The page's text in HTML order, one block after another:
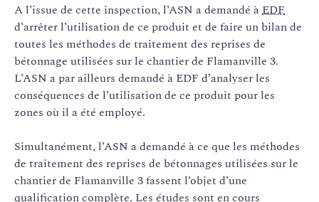
A l’issue de cette inspection, l’ASN a demandé àEDF
d’arrêter l’utilisation de ce produit et de faire un bilan de
toutes les méthodes de traitement des reprises de
bétonnage utilisées sur le chantier de Flamanville 3.
L’ASN a par ailleurs demandé à EDF d’analyser les
conséquences de l’utilisation de ce produit pour les
zones où il a été employé.
Simultanément, l’ASN a demandé à ce que les méthodes
de traitement des reprises de bétonnages utilisées sur le
chantier de Flamanville 3 fassent l’objet d’une
qualification complète. Les études sont en cours